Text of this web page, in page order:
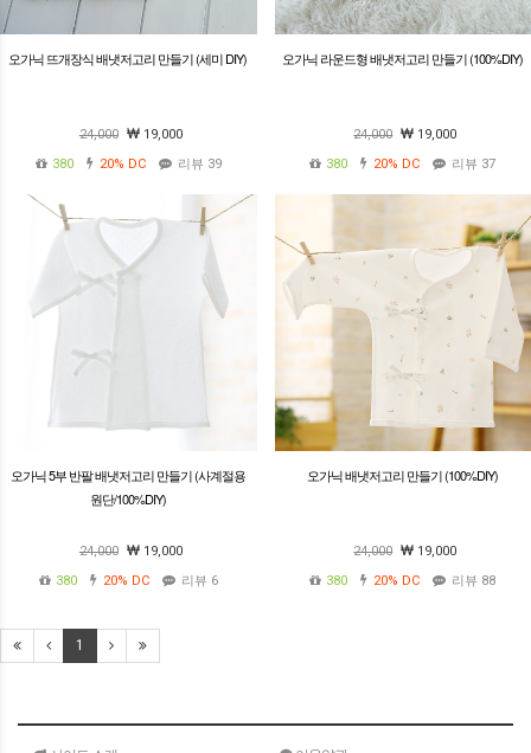
오가닉 뜨개장식 배냇저고리 만들기 (세미 DIY)
24,000
19,000
380
20% DC 리뷰 39
오가닉 라운드형 배냇저고리 만들기 (100%DIY)
24,000
19,000
380
20% DC 리뷰 37
오가닉 5부 반팔 배냇저고리 만들기 (사계절용
원단/100%DIY)
24,000
19,000
380
20% DC 리뷰 6
오가닉 배냇저고리 만들기 (100%DIY)
24,000
19,000
380
20% DC 리뷰 88
1